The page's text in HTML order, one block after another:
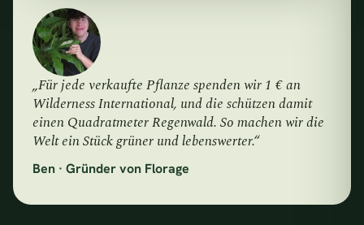
„Für jede verkaufte Pflanze spenden wir 1 € an
Wilderness International, und die schützen damit
einen Quadratmeter Regenwald. So machen wir die
Welt ein Stück grüner und lebenswerter.“
Ben · Gründer von Florage